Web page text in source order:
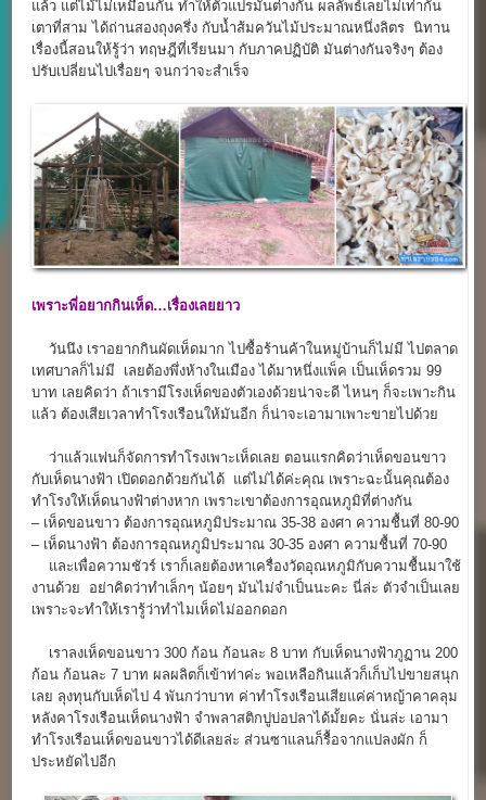
แล้ว แต่ไม้ไม่เหมือนกัน ทำให้ตัวแปรมันต่างกัน ผลลัพธ์เลยไม่เท่ากัน
เตาที่สาม ได้ถ่านสองถุงครึ่ง กับน้ำส้มควันไม้ประมาณหนึ่งลิตร นิทาน
เรื่องนี้สอนให้รู้ว่า ทฤษฎีที่เรียนมา กับภาคปฏิบัติ มันต่างกันจริงๆ ต้อง
ปรับเปลี่ยนไปเรื่อยๆ จนกว่าจะสำเร็จ
เพราะพี่อยากกินเห็ด…เรื่องเลยยาว
วันนึง เราอยากกินผัดเห็ดมาก ไปซื้อร้านค้าในหมู่บ้านก็ไม่มี ไปตลาด
เทศบาลก็ไม่มี เลยต้องพึ่งห้างในเมือง ได้มาหนึ่งแพ็ค เป็นเห็ดรวม 99
บาท เลยคิดว่า ถ้าเรามีโรงเห็ดของตัวเองด้วยน่าจะดี ไหนๆ ก็จะเพาะกิน
แล้ว ต้องเสียเวลาทำโรงเรือนให้มันอีก ก็น่าจะเอามาเพาะขายไปด้วย
ว่าแล้วแฟนก็จัดการทำโรงเพาะเห็ดเลย ตอนแรกคิดว่าเห็ดขอนขาว
กับเห็ดนางฟ้า เปิดดอกด้วยกันได้ แต่ไม่ได้ค่ะคุณ เพราะฉะนั้นคุณต้อง
ทำโรงให้เห็ดนางฟ้าต่างหาก เพราะเขาต้องการอุณหภูมิที่ต่างกัน
– เห็ดขอนขาว ต้องการอุณหภูมิประมาณ 35-38 องศา ความชื้นที่ 80-90
– เห็ดนางฟ้า ต้องการอุณหภูมิประมาณ 30-35 องศา ความชื้นที่ 70-90
และเพื่อความชัวร์ เราก็เลยต้องหาเครื่องวัดอุณหภูมิกับความชื้นมาใช้
งานด้วย อย่าคิดว่าทำเล็กๆ น้อยๆ มันไม่จำเป็นนะคะ นี่ล่ะ ตัวจำเป็นเลย
เพราะจะทำให้เรารู้ว่าทำไมเห็ดไม่ออกดอก
เราลงเห็ดขอนขาว 300 ก้อน ก้อนละ 8 บาท กับเห็ดนางฟ้าภูฏาน 200
ก้อน ก้อนละ 7 บาท ผลผลิตก็เข้าท่าค่ะ พอเหลือกินแล้วก็เก็บไปขายสนุก
เลย ลุงทุนกับเห็ดไป 4 พันกว่าบาท ค่าทำโรงเรือนเสียแค่ค่าหญ้าคาคลุม
หลังคาโรงเรือนเห็ดนางฟ้า จำพลาสติกปูบ่อปลาได้มั้ยคะ นั่นล่ะ เอามา
ทำโรงเรือนเห็ดขอนขาวได้ดีเลยล่ะ ส่วนซาแลนก็รื้อจากแปลงผัก ก็
ประหยัดไปอีก